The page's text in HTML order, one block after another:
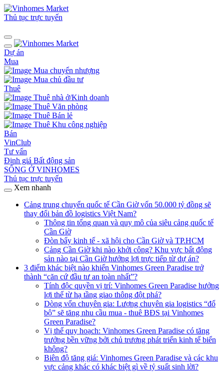
Thủ tục trực tuyến
Dự án
Mua
Mua chuyển nhượng
Mua chủ đầu tư
Thuê
Thuê nhà ở/Kinh doanh
Thuê Văn phòng
Thuê Bán lẻ
Thuê Khu công nghiệp
Bán
VinClub
Tư vấn
Định giá Bất động sản
SỐNG Ở VINHOMES
Thủ tục trực tuyến
Xem nhanh
Cảng trung chuyển quốc tế Cần Giờ vốn 50.000 tỷ đồng sẽ
thay đổi bản đồ logistics Việt Nam?
Thông tin tổng quan và quy mô của siêu cảng quốc tế
Cần Giờ
Đòn bẩy kinh tế - xã hội cho Cần Giờ và TP.HCM
Cảng Cần Giờ khi nào khởi công? Khu vực bất động
sản nào tại Cần Giờ hưởng lợi trực tiếp từ dự án?
3 điểm khác biệt nào khiến Vinhomes Green Paradise trở
thành “căn cứ đầu tư an toàn nhất”?
Tính độc quyền vị trí: Vinhomes Green Paradise hưởng
lợi thế từ hạ tầng giao thông đột phá?
Dòng vốn chuyên gia: Lượng chuyên gia logistics “đổ
bộ” sẽ tăng nhu cầu mua - thuê BĐS tại Vinhomes
Green Paradise?
Vị thế quy hoạch: Vinhomes Green Paradise có tăng
trưởng bền vững bởi chủ trương phát triển kinh tế biển
không?
Biên độ tăng giá: Vinhomes Green Paradise và các khu
vực cảng khác có khác biệt gì về tỷ suất sinh lời?